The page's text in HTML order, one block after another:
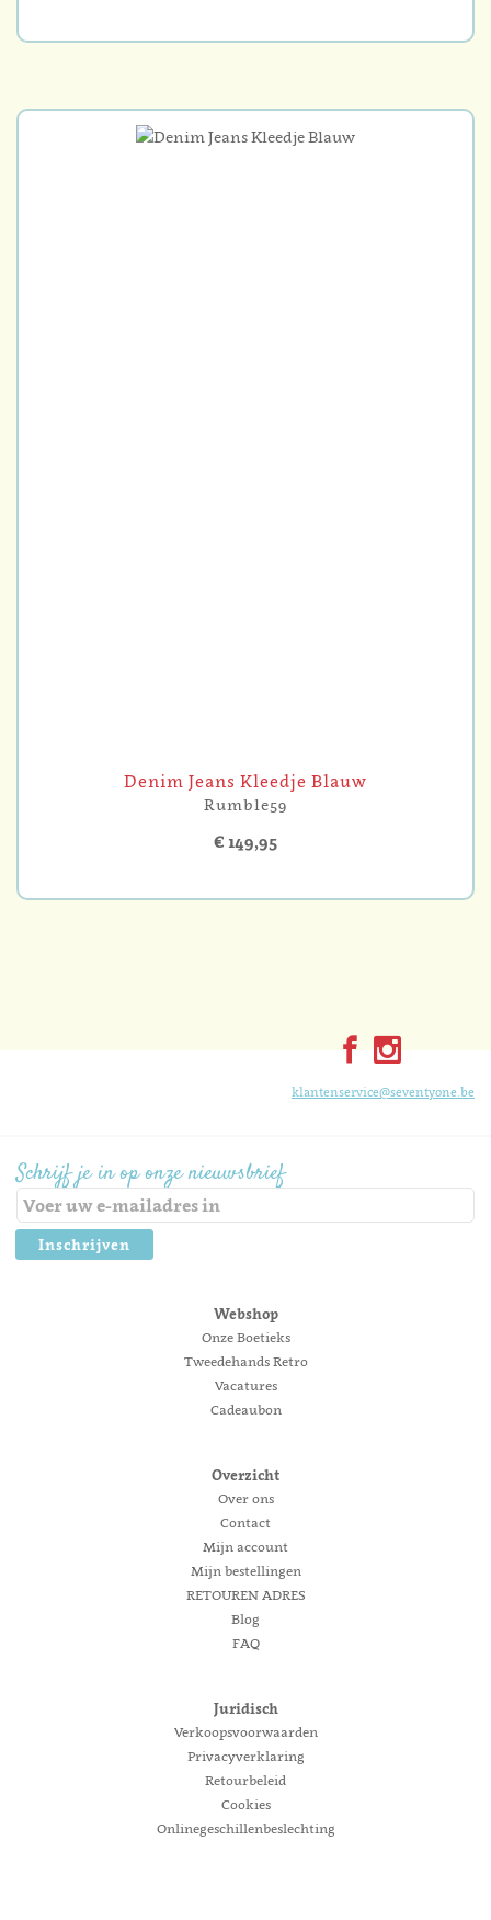
Denim Jeans Kleedje Blauw
Rumble59
€ 149,95
Schrijf je in op onze nieuwsbrief
Inschrijven
klantenservice@seventyone.be
Webshop
Onze Boetieks
Tweedehands Retro
Vacatures
Cadeaubon
Overzicht
Over ons
Contact
Mijn account
Mijn bestellingen
RETOUREN ADRES
Blog
FAQ
Juridisch
Verkoopsvoorwaarden
Privacyverklaring
Retourbeleid
Cookies
Onlinegeschillenbeslechting